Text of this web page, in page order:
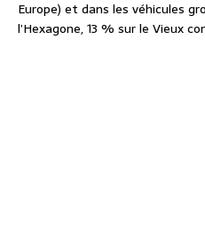
Europe) et dans les véhicules
l’Hexagone, 13 % sur le Vieux